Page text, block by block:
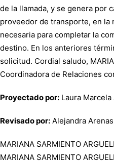
de la llamada, y se genera por
proveedor de transporte, en la
necesaria para completar la
destino. En los anteriores
solicitud. Cordial saludo,
Coordinadora de Relaciones
Proyectado por: Laura
Revisado por: Alejandra
MARIANA SARMIENTO
MARIANA SARMIENTO